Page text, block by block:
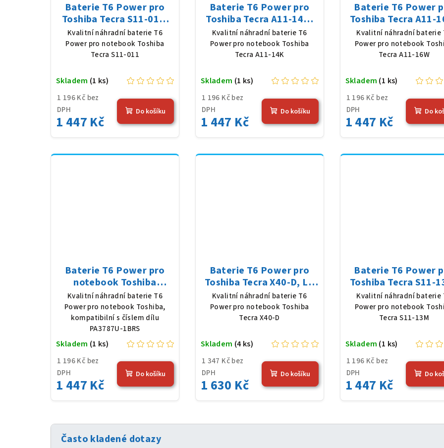
Baterie T6 Power pro
Toshiba Tecra S11-011,
Li-Ion, 10,8 V, 5200 mAh
(56 Wh), černá
Kvalitní náhradní baterie T6
Power pro notebook Toshiba
Tecra S11-011
1 196 Kč bez
DPH
1 447 Kč
Skladem (1 ks)
Do košíku
Baterie T6 Power pro
Toshiba Tecra A11-14K,
Li-Ion, 10,8 V, 5200 mAh
(56 Wh), černá
Kvalitní náhradní baterie T6
Power pro notebook Toshiba
Tecra A11-14K
1 196 Kč bez
DPH
1 447 Kč
Skladem (1 ks)
Do košíku
Baterie T6 Power
Toshiba Tecra A11-
Li-Ion, 10,8 V, 5200
(56 Wh), černá
Kvalitní náhradní baterie
Power pro notebook
Tecra A11-16W
1 196 Kč bez
DPH
1 447 Kč
Skladem (1 ks)
Do
Baterie T6 Power pro
notebook Toshiba
PA3787U-1BRS, Li-Ion,
10,8 V, 5200 mAh (56 Wh),
černá
Kvalitní náhradní baterie T6
Power pro notebook Toshiba,
kompatibilní s číslem dílu
PA3787U-1BRS
1 196 Kč bez
DPH
1 447 Kč
Skladem (1 ks)
Do košíku
Baterie T6 Power pro
Toshiba Tecra X40-D, Li-
Poly, 11,4 V, 4080 mAh
(48 Wh), černá
Kvalitní náhradní baterie T6
Power pro notebook Toshiba
Tecra X40-D
1 347 Kč bez
DPH
1 630 Kč
Skladem (4 ks)
Do košíku
Baterie T6 Power
Toshiba Tecra S11-
Li-Ion, 10,8 V, 5200
(56 Wh), černá
Kvalitní náhradní baterie
Power pro notebook
Tecra S11-13M
1 196 Kč bez
DPH
1 447 Kč
Skladem (1 ks)
Do
Často kladené dotazy